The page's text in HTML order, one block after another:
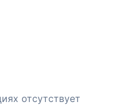
отсутствует